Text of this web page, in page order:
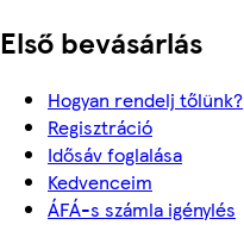
Első bevásárlás
Hogyan rendelj tőlünk?
Regisztráció
Idősáv foglalása
Kedvenceim
ÁFÁ-s számla igénylés